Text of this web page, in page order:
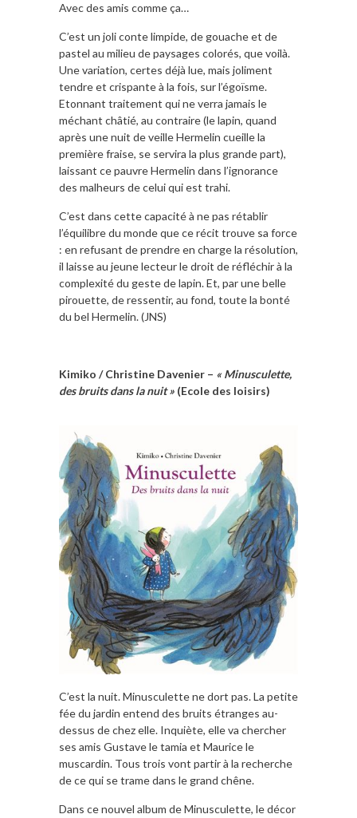
Avec des amis comme ça…
C’est un joli conte limpide, de gouache et de
pastel au milieu de paysages colorés, que voilà.
Une variation, certes déjà lue, mais joliment
tendre et crispante à la fois, sur l’égoïsme.
Etonnant traitement qui ne verra jamais le
méchant châtié, au contraire (le lapin, quand
après une nuit de veille Hermelin cueille la
première fraise, se servira la plus grande part),
laissant ce pauvre Hermelin dans l’ignorance
des malheurs de celui qui est trahi.
C’est dans cette capacité à ne pas rétablir
l’équilibre du monde que ce récit trouve sa force
: en refusant de prendre en charge la résolution,
il laisse au jeune lecteur le droit de réfléchir à la
complexité du geste de lapin. Et, par une belle
pirouette, de ressentir, au fond, toute la bonté
du bel Hermelin. (JNS)
Kimiko / Christine Davenier – « Minusculette,
des bruits dans la nuit » (Ecole des loisirs)
C’est la nuit. Minusculette ne dort pas. La petite
fée du jardin entend des bruits étranges au-
dessus de chez elle. Inquiète, elle va chercher
ses amis Gustave le tamia et Maurice le
muscardin. Tous trois vont partir à la recherche
de ce qui se trame dans le grand chêne.
Dans ce nouvel album de Minusculette, le décor